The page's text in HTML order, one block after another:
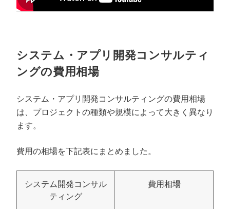
システム・アプリ開発コンサルティ
ングの費用相場
システム・アプリ開発コンサルティングの費用相場
は、プロジェクトの種類や規模によって大きく異なり
ます。
費用の相場を下記表にまとめました。
システム開発コンサル
ティング
費用相場